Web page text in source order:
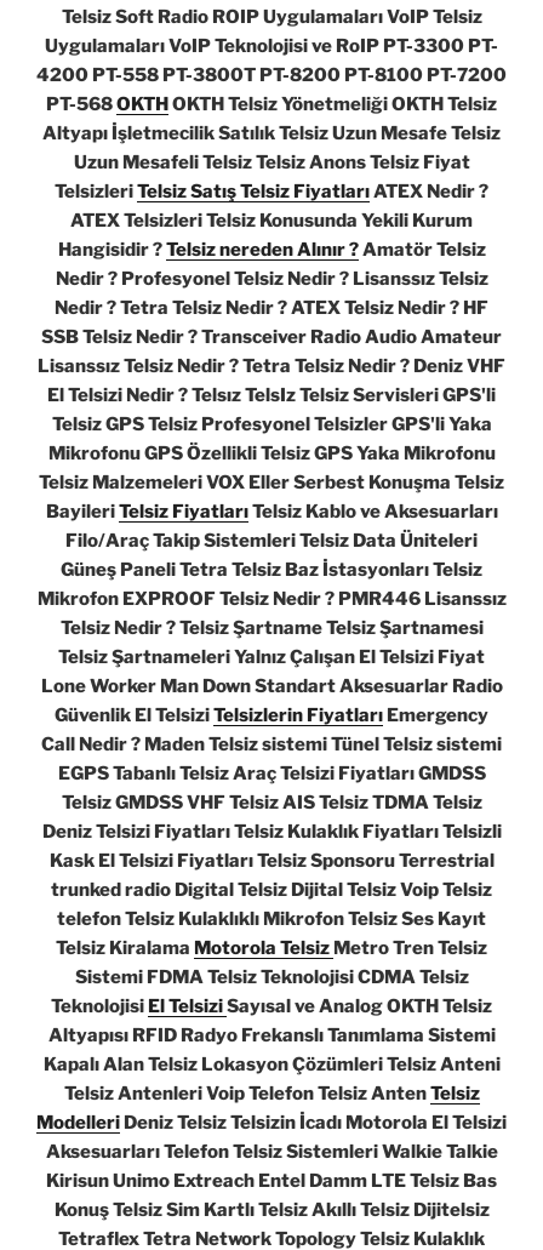
Telsiz Soft Radio ROIP Uygulamaları VoIP Telsiz
Uygulamaları VoIP Teknolojisi ve RoIP PT-3300 PT-
4200 PT-558 PT-3800T PT-8200 PT-8100 PT-7200
PT-568OKTHOKTH Telsiz Yönetmeliği OKTH Telsiz
Altyapı İşletmecilik Satılık Telsiz Uzun Mesafe Telsiz
Uzun Mesafeli Telsiz Telsiz Anons Telsiz Fiyat
TelsizleriTelsiz Satış Telsiz FiyatlarıATEX Nedir ?
ATEX Telsizleri Telsiz Konusunda Yekili Kurum
Hangisidir ?Telsiz nereden Alınır ?Amatör Telsiz
Nedir ? Profesyonel Telsiz Nedir ? Lisanssız Telsiz
Nedir ? Tetra Telsiz Nedir ? ATEX Telsiz Nedir ? HF
SSB Telsiz Nedir ? Transceiver Radio Audio Amateur
Lisanssız Telsiz Nedir ? Tetra Telsiz Nedir ? Deniz VHF
El Telsizi Nedir ? Telsız TelsIz Telsiz Servisleri GPS'li
Telsiz GPS Telsiz Profesyonel Telsizler GPS'li Yaka
Mikrofonu GPS Özellikli Telsiz GPS Yaka Mikrofonu
Telsiz Malzemeleri VOX Eller Serbest Konuşma Telsiz
BayileriTelsiz FiyatlarıTelsiz Kablo ve Aksesuarları
Filo/Araç Takip Sistemleri Telsiz Data Üniteleri
Güneş Paneli Tetra Telsiz Baz İstasyonları Telsiz
Mikrofon EXPROOF Telsiz Nedir ? PMR446 Lisanssız
Telsiz Nedir ? Telsiz Şartname Telsiz Şartnamesi
Telsiz Şartnameleri Yalnız Çalışan El Telsizi Fiyat
Lone Worker Man Down Standart Aksesuarlar Radio
Güvenlik El TelsiziTelsizlerin Fiyatları Emergency
Call Nedir ? Maden Telsiz sistemi Tünel Telsiz sistemi
EGPS Tabanlı Telsiz Araç Telsizi Fiyatları GMDSS
Telsiz GMDSS VHF Telsiz AIS Telsiz TDMA Telsiz
Deniz Telsizi Fiyatları Telsiz Kulaklık Fiyatları Telsizli
Kask El Telsizi Fiyatları Telsiz Sponsoru Terrestrial
trunked radio Digital Telsiz Dijital Telsiz Voip Telsiz
telefon Telsiz Kulaklıklı Mikrofon Telsiz Ses Kayıt
Telsiz Kiralama Motorola Telsiz Metro Tren Telsiz
Sistemi FDMA Telsiz Teknolojisi CDMA Telsiz
Teknolojisi El TelsiziSayısal ve Analog OKTH Telsiz
Altyapısı RFID Radyo Frekanslı Tanımlama Sistemi
Kapalı Alan Telsiz Lokasyon Çözümleri Telsiz Anteni
Telsiz Antenleri Voip Telefon Telsiz AntenTelsiz
Modelleri Deniz Telsiz Telsizin İcadı Motorola El Telsizi
Aksesuarları Telefon Telsiz Sistemleri Walkie Talkie
Kirisun Unimo Extreach Entel Damm LTE Telsiz Bas
Konuş Telsiz Sim Kartlı Telsiz Akıllı Telsiz Dijitelsiz
Tetraflex Tetra Network Topology Telsiz Kulaklık